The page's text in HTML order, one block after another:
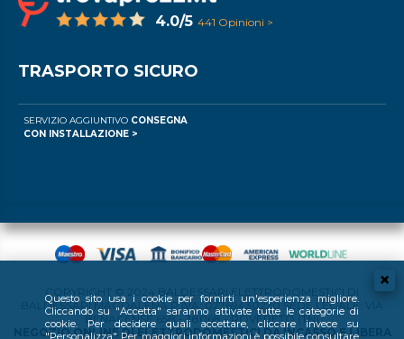
Questo sito usa i cookie per fornirti un'esperienza migliore.
Cliccando su "Accetta" saranno attivate tutte le categorie di
cookie. Per decidere quali accettare, cliccare invece su
"Personalizza". Per maggiori informazioni è possibile consultare
4.0/5 441 Opinioni >
TRASPORTO SICURO
SERVIZIO AGGIUNTIVO CONSEGNA
CON INSTALLAZIONE >
COPYRIGHT © 2024 BALDESSARI ELETTRODOMESTICI DI
BALDESSARI MAGDALENA P.IVA: 02769430220 SEDE LEGALE: VIA
BENACENSE 65B - 38068 - ROVERETO (TN)
NEGOZIO ONLINE DI ELETTRODOMESTICI DA INCASSO E LIBERA